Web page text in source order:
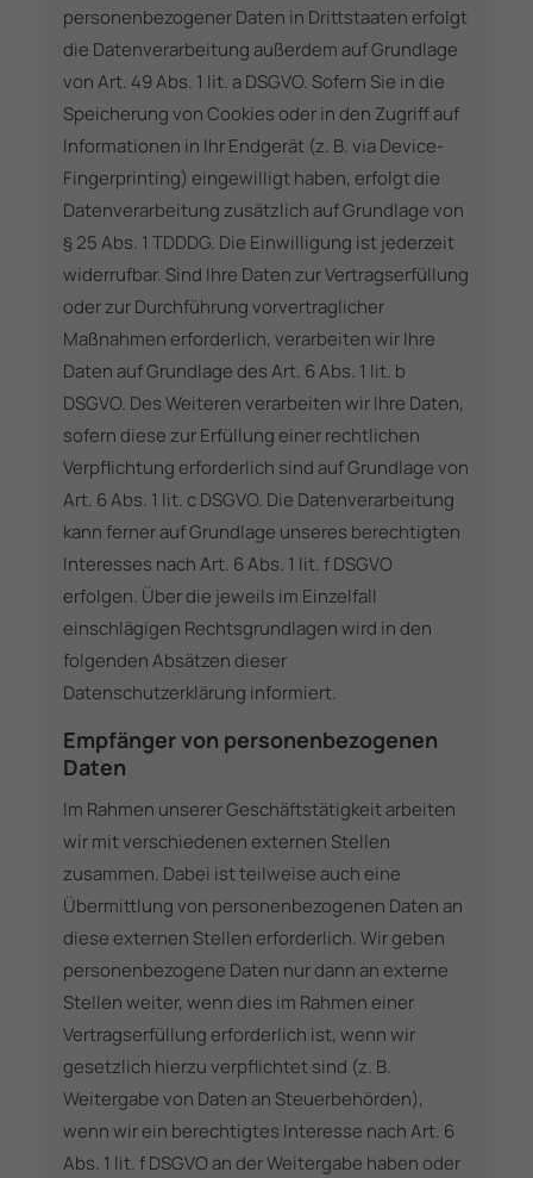
personenbezogener Daten in Drittstaaten erfolgt
die Datenverarbeitung außerdem auf Grundlage
von Art. 49 Abs. 1 lit. a DSGVO. Sofern Sie in die
Speicherung von Cookies oder in den Zugriff auf
Informationen in Ihr Endgerät (z. B. via Device-
Fingerprinting) eingewilligt haben, erfolgt die
Datenverarbeitung zusätzlich auf Grundlage von
§ 25 Abs. 1 TDDDG. Die Einwilligung ist jederzeit
widerrufbar. Sind Ihre Daten zur Vertragserfüllung
oder zur Durchführung vorvertraglicher
Maßnahmen erforderlich, verarbeiten wir Ihre
Daten auf Grundlage des Art. 6 Abs. 1 lit. b
DSGVO. Des Weiteren verarbeiten wir Ihre Daten,
sofern diese zur Erfüllung einer rechtlichen
Verpflichtung erforderlich sind auf Grundlage von
Art. 6 Abs. 1 lit. c DSGVO. Die Datenverarbeitung
kann ferner auf Grundlage unseres berechtigten
Interesses nach Art. 6 Abs. 1 lit. f DSGVO
erfolgen. Über die jeweils im Einzelfall
einschlägigen Rechtsgrundlagen wird in den
folgenden Absätzen dieser
Datenschutzerklärung informiert.
Empfänger von personenbezogenen
Daten
Im Rahmen unserer Geschäftstätigkeit arbeiten
wir mit verschiedenen externen Stellen
zusammen. Dabei ist teilweise auch eine
Übermittlung von personenbezogenen Daten an
diese externen Stellen erforderlich. Wir geben
personenbezogene Daten nur dann an externe
Stellen weiter, wenn dies im Rahmen einer
Vertragserfüllung erforderlich ist, wenn wir
gesetzlich hierzu verpflichtet sind (z. B.
Weitergabe von Daten an Steuerbehörden),
wenn wir ein berechtigtes Interesse nach Art. 6
Abs. 1 lit. f DSGVO an der Weitergabe haben oder